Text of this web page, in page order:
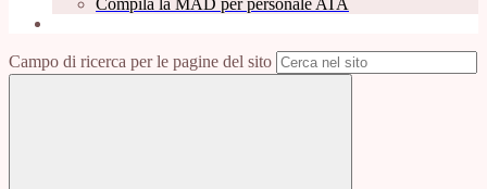
Compila la MAD per personale ATA
Campo di ricerca per le pagine del sito